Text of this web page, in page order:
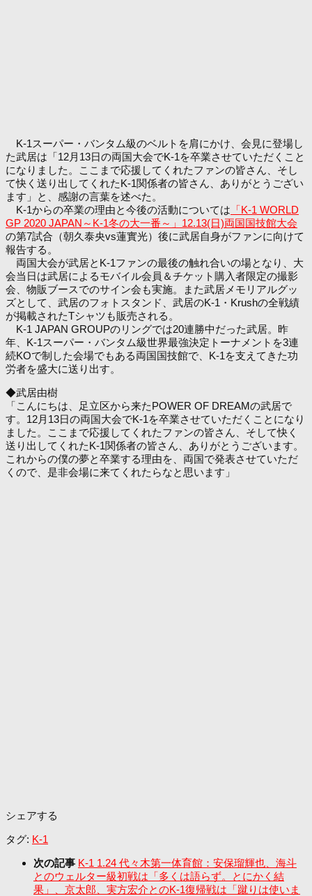
K-1スーパー・バンタム級のベルトを肩にかけ、会見に登場し
た武居は「12月13日の両国大会でK-1を卒業させていただくこと
になりました。ここまで応援してくれたファンの皆さん、そし
て快く送り出してくれたK-1関係者の皆さん、ありがとうござい
ます」と、感謝の言葉を述べた。
K-1からの卒業の理由と今後の活動については 「K-1 WORLD
GP 2020 JAPAN～K-1冬の大一番～」12.13(日)両国国技館大会
の第7試合（朝久泰央vs蓮實光）後に武居自身がファンに向けて
報告する。
両国大会が武居とK-1ファンの最後の触れ合いの場となり、大
会当日は武居によるモバイル会員＆チケット購入者限定の撮影
会、物販ブースでのサイン会も実施。また武居メモリアルグッ
ズとして、武居のフォトスタンド、武居のK-1・Krushの全戦績
が掲載されたTシャツも販売される。
K-1 JAPAN GROUPのリングでは20連勝中だった武居。昨
年、K-1スーパー・バンタム級世界最強決定トーナメントを3連
続KOで制した会場でもある両国国技館で、K-1を支えてきた功
労者を盛大に送り出す。
◆武居由樹
「こんにちは、足立区から来たPOWER OF DREAMの武居で
す。12月13日の両国大会でK-1を卒業させていただくことになり
ました。ここまで応援してくれたファンの皆さん、そして快く
送り出してくれたK-1関係者の皆さん、ありがとうございます。
これからの僕の夢と卒業する理由を、両国で発表させていただ
くので、是非会場に来てくれたらなと思います」
シェアする
タグ: K-1
次の記事 K-1 1.24 代々木第一体育館：安保瑠輝也、海斗
とのウェルター級初戦は「多くは語らず。とにかく結
果」、京太郎、実方宏介とのK-1復帰戦は「蹴りは使いま